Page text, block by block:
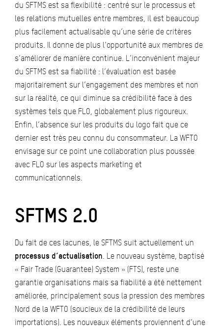
du SFTMS est sa flexibilité : centré sur le processus et
les relations mutuelles entre membres, il est beaucoup
plus facilement actualisable qu’une série de critères
produits. Il donne de plus l’opportunité aux membres de
s’améliorer de manière continue. L’inconvénient majeur
du SFTMS est sa fiabilité : l’évaluation est basée
majoritairement sur l’engagement des membres et non
sur la réalité, ce qui diminue sa crédibilité face à des
systèmes tels que FLO, globalement plus rigoureux.
Enfin, l’absence sur les produits du logo fait que ce
dernier est très peu connu du consommateur. La WFTO
envisage sur ce point une collaboration plus poussée
avec FLO sur les aspects marketing et
communicationnels.
SFTMS 2.0
Du fait de ces lacunes, le SFTMS suit actuellement un
processus d’actualisation. Le nouveau système, baptisé
« Fair Trade (Guarantee) System » (FTS), reste une
garantie organisations mais sa fiabilité a été nettement
améliorée, principalement sous la pression des membres
Nord de la WFTO (soucieux de la crédibilité de leurs
importations). Les nouveaux éléments proviennent d’une